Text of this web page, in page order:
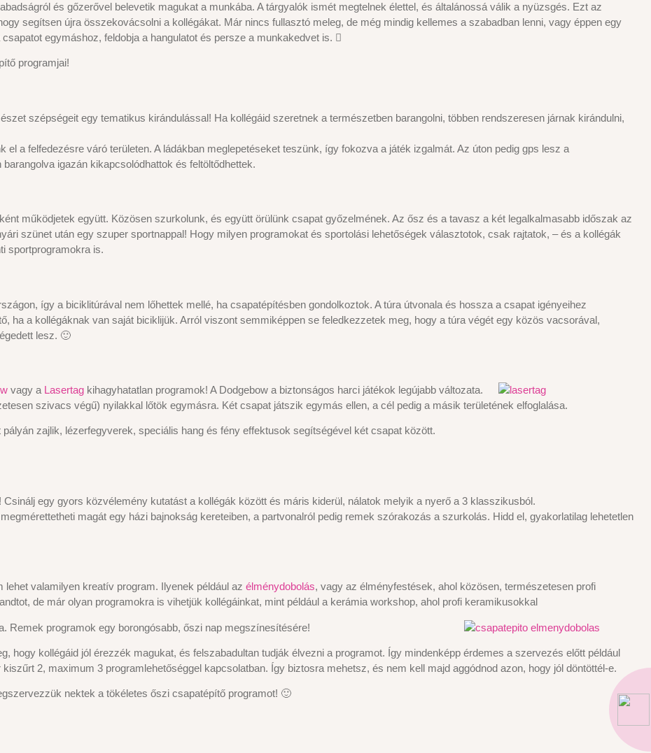
és gőzerővel belevetik magukat a munkába. A tárgyalók ismét megtelnek élettel, és általánossá válik a nyüzsgés. Ezt az
segítsen újra összekovácsolni a kollégákat. Már nincs fullasztó meleg, de még mindig kellemes a szabadban lenni, vagy éppen egy
egymáshoz, feldobja a hangulatot és persze a munkakedvet is. 
programjai!
szépségeit egy tematikus kirándulással! Ha kollégáid szeretnek a természetben barangolni, többen rendszeresen járnak kirándulni,
el a felfedezésre váró területen. A ládákban meglepetéseket teszünk, így fokozva a játék izgalmát. Az úton pedig gps lesz a
igazán kikapcsolódhattok és feltöltődhettek.
működjetek együtt. Közösen szurkolunk, és együtt örülünk csapat győzelmének. Az ősz és a tavasz a két legalkalmasabb időszak az
szünet után egy szuper sportnappal! Hogy milyen programokat és sportolási lehetőségek választotok, csak rajtatok, – és a kollégák
sportprogramokra is.
így a biciklitúrával nem lőhettek mellé, ha csapatépítésben gondolkoztok. A túra útvonala és hossza a csapat igényeihez
ha a kollégáknak van saját biciklijük. Arról viszont semmiképpen se feledkezzetek meg, hogy a túra végét egy közös vacsorával,
lesz. 🙂
vagy a Lasertag kihagyhatatlan programok! A Dodgebow a biztonságos harci játékok legújabb változata.
szivacs végű) nyilakkal lőtök egymásra. Két csapat játszik egymás ellen, a cél pedig a másik területének elfoglalása.
zajlik, lézerfegyverek, speciális hang és fény effektusok segítségével két csapat között.
! Csinálj egy gyors közvélemény kutatást a kollégák között és máris kiderül, nálatok melyik a nyerő a 3 klasszikusból.
magát egy házi bajnokság kereteiben, a partvonalról pedig remek szórakozás a szurkolás. Hidd el, gyakorlatilag lehetetlen
valamilyen kreatív program. Ilyenek például az élménydobolás, vagy az élményfestések, ahol közösen, természetesen profi
de már olyan programokra is vihetjük kollégáinkat, mint például a kerámia workshop, ahol profi keramikusokkal
Remek programok egy borongósabb, őszi nap megszínesítésére!
hogy kollégáid jól érezzék magukat, és felszabadultan tudják élvezni a programot. Így mindenképp érdemes a szervezés előtt például
2, maximum 3 programlehetőséggel kapcsolatban. Így biztosra mehetsz, és nem kell majd aggódnod azon, hogy jól döntöttél-e.
nektek a tökéletes őszi csapatépítő programot! 🙂